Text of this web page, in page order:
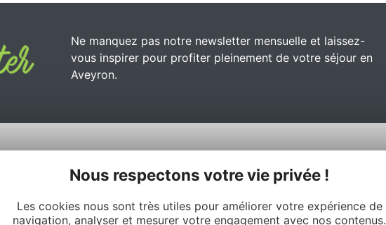
Nous respectons votre vie privée !
Les cookies nous sont très utiles pour améliorer votre expérience de
navigation, analyser et mesurer votre engagement avec nos contenus.
Ne manquez pas notre newsletter mensuelle et laissez-
vous inspirer pour profiter pleinement de votre séjour en
Aveyron.